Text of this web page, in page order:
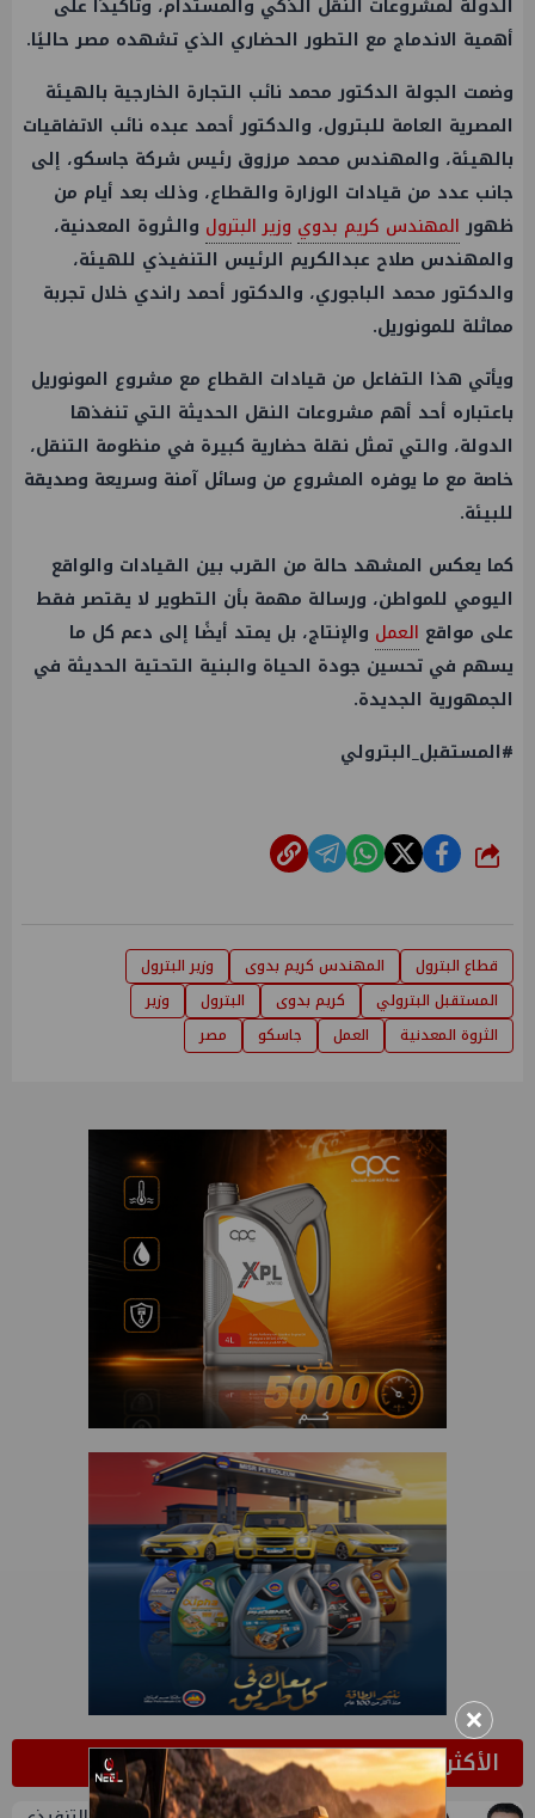
الدولة لمشروعات النقل الذكي والمستدام، وتأكيدًا على
أهمية الاندماج مع التطور الحضاري الذي تشهده مصر حاليًا.
وضمت الجولة الدكتور محمد نائب التجارة الخارجية بالهيئة
المصرية العامة للبترول، والدكتور أحمد عبده نائب الاتفاقيات
بالهيئة، والمهندس محمد مرزوق رئيس شركة جاسكو، إلى
جانب عدد من قيادات الوزارة والقطاع، وذلك بعد أيام من
ظهور المهندس كريم بدوي وزير البترول والثروة المعدنية،
والمهندس صلاح عبدالكريم الرئيس التنفيذي للهيئة،
والدكتور محمد الباجوري، والدكتور أحمد راندي خلال تجربة
مماثلة للمونوريل.
ويأتي هذا التفاعل من قيادات القطاع مع مشروع المونوريل
باعتباره أحد أهم مشروعات النقل الحديثة التي تنفذها
الدولة، والتي تمثل نقلة حضارية كبيرة في منظومة التنقل،
خاصة مع ما يوفره المشروع من وسائل آمنة وسريعة وصديقة
للبيئة.
كما يعكس المشهد حالة من القرب بين القيادات والواقع
اليومي للمواطن، ورسالة مهمة بأن التطوير لا يقتصر فقط
على مواقع العمل والإنتاج، بل يمتد أيضًا إلى دعم كل ما
يسهم في تحسين جودة الحياة والبنية التحتية الحديثة في
الجمهورية الجديدة.
#المستقبل_البترولي
شارك
قطاع البترول المهندس كريم بدوى
وزير البترول
المستقبل البترولي
كريم بدوى البترول
وزير
الثروة المعدنية
العمل جاسكو مصر
الأكثر قراءة
×